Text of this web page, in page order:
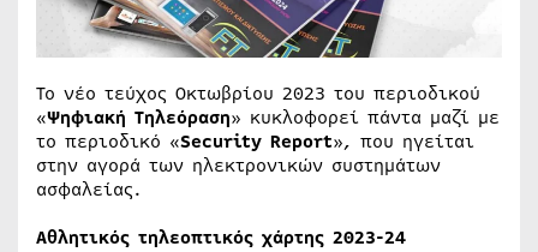
Το νέο τεύχος Οκτωβρίου 2023 του περιοδικού
«Ψηφιακή Τηλεόραση» κυκλοφορεί πάντα μαζί με
το περιοδικό «Security Report», που ηγείται
στην αγορά των ηλεκτρονικών συστημάτων
ασφαλείας.
Αθλητικός τηλεοπτικός χάρτης 2023-24